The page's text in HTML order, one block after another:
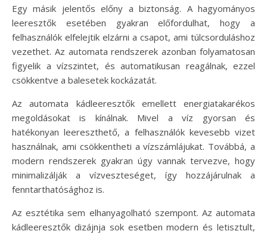
Egy másik jelentős előny a biztonság. A hagyományos
leeresztők esetében gyakran előfordulhat, hogy a
felhasználók elfelejtik elzárni a csapot, ami túlcsorduláshoz
vezethet. Az automata rendszerek azonban folyamatosan
figyelik a vízszintet, és automatikusan reagálnak, ezzel
csökkentve a balesetek kockázatát.
Az automata kádleeresztők emellett energiatakarékos
megoldásokat is kínálnak. Mivel a víz gyorsan és
hatékonyan leereszthető, a felhasználók kevesebb vizet
használnak, ami csökkentheti a vízszámlájukat. Továbbá, a
modern rendszerek gyakran úgy vannak tervezve, hogy
minimalizálják a vízveszteséget, így hozzájárulnak a
fenntarthatósághoz is.
Az esztétika sem elhanyagolható szempont. Az automata
kádleeresztők dizájnja sok esetben modern és letisztult,